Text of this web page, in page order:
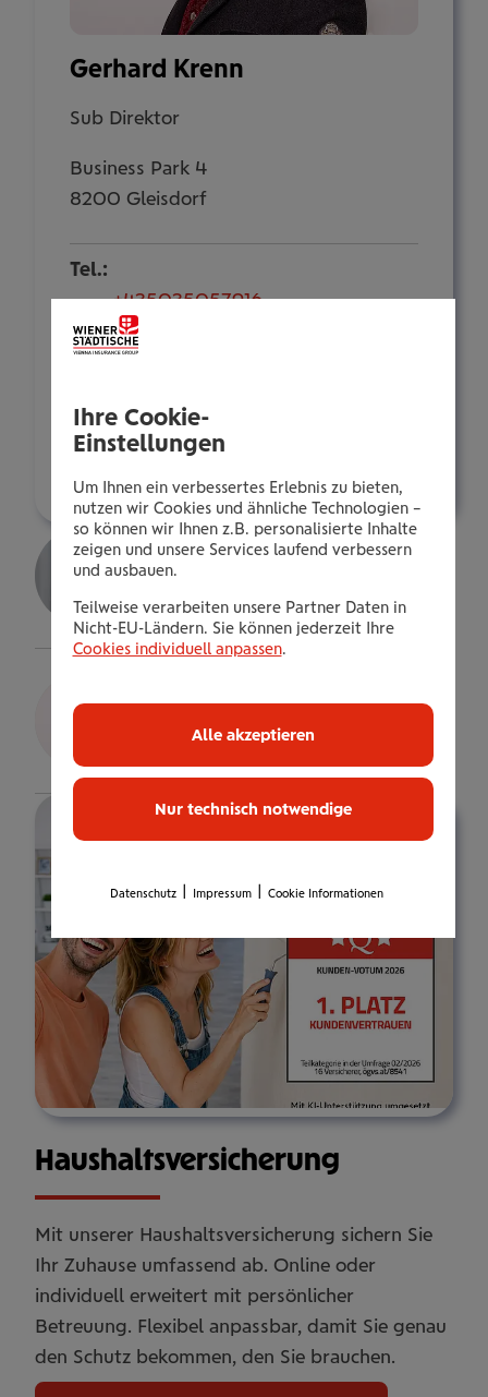
Gerhard Krenn
Sub Direktor
Business Park 4
8200 Gleisdorf
Tel.:
+435035057916
Mobil:
+436646013957916
g.krenn@wienerstaedtische.at
Alexandra Kohlfürst
Gepr.VersBer.in
Details
Details
Haus­halts­ver­si­che­rung
Mit unserer Haushaltsversicherung sichern Sie
Ihr Zuhause umfassend ab. Online oder
individuell erweitert mit persönlicher
Betreuung. Flexibel anpassbar, damit Sie genau
den Schutz bekommen, den Sie brauchen.
Ihre Cookie-
Einstellungen
Um Ihnen ein verbessertes Erlebnis zu bieten,
nutzen wir Cookies und ähnliche Technologien –
so können wir Ihnen z.B. personalisierte Inhalte
zeigen und unsere Services laufend verbessern
und ausbauen.
Teilweise verarbeiten unsere Partner Daten in
Nicht-EU-Ländern. Sie können jederzeit Ihre
Cookies individuell anpassen.
Nur technisch notwendige
Alle akzeptieren
Datenschutz Impressum Cookie Informationen